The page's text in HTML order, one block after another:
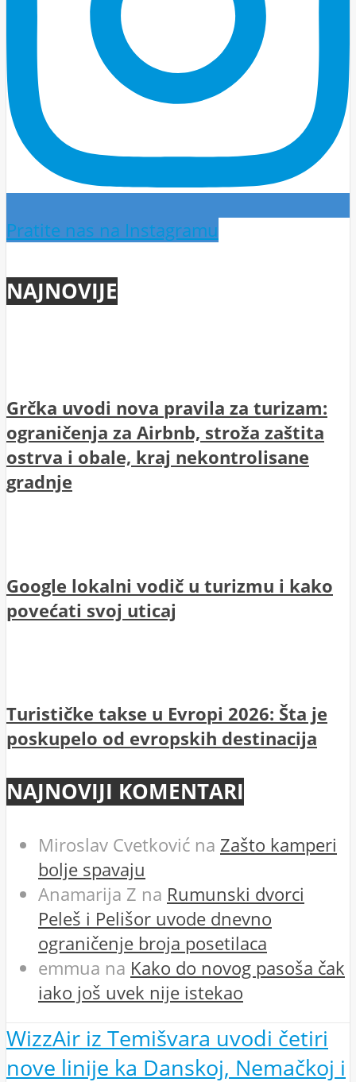
Pratite nas na Instagramu
NAJNOVIJE
Grčka uvodi nova pravila za turizam:
ograničenja za Airbnb, stroža zaštita
ostrva i obale, kraj nekontrolisane
gradnje
Google lokalni vodič u turizmu i kako
povećati svoj uticaj
Turističke takse u Evropi 2026: Šta je
poskupelo od evropskih destinacija
NAJNOVIJI KOMENTARI
Miroslav Cvetković na Zašto kamperi
bolje spavaju
Anamarija Z na Rumunski dvorci
Peleš i Pelišor uvode dnevno
ograničenje broja posetilaca
emmua na Kako do novog pasoša čak
iako još uvek nije istekao
WizzAir iz Temišvara uvodi četiri
nove linije ka Danskoj, Nemačkoj i